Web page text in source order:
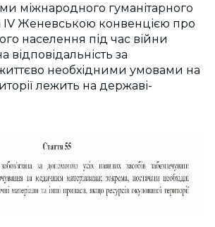
міжнародного гуманітарного
IV Женевською конвенцією про
населення під час війни
відповідальність за
необхідними умовами на
лежить на державі-